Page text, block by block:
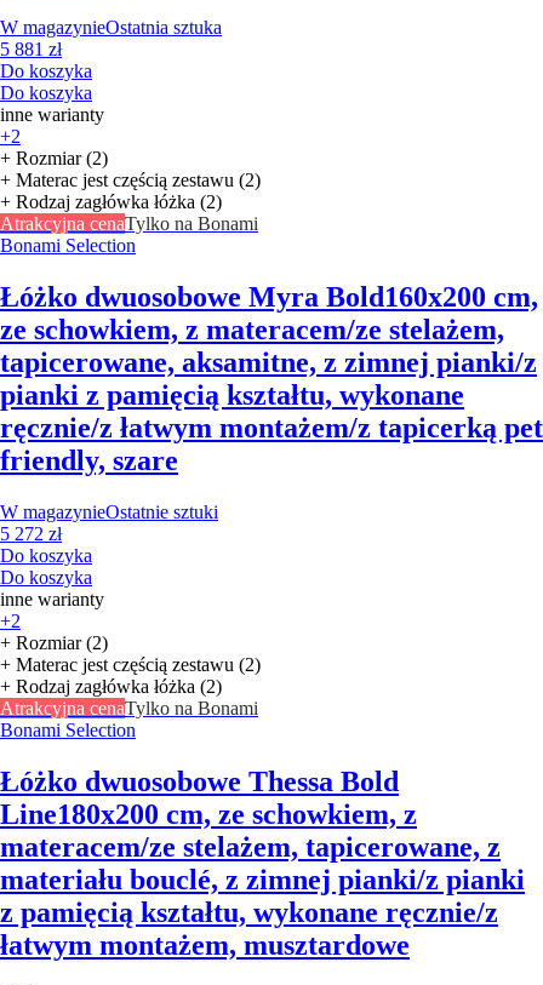
W magazynieOstatnia sztuka
5 881 zł
Do koszyka
Do koszyka
inne warianty
+2
+ Rozmiar (2)
+ Materac jest częścią zestawu (2)
+ Rodzaj zagłówka łóżka (2)
Atrakcyjna cenaTylko na Bonami
Bonami Selection
Łóżko dwuosobowe Myra Bold160x200 cm,
ze schowkiem, z materacem/ze stelażem,
tapicerowane, aksamitne, z zimnej pianki/z
pianki z pamięcią kształtu, wykonane
ręcznie/z łatwym montażem/z tapicerką pet
friendly, szare
W magazynieOstatnie sztuki
5 272 zł
Do koszyka
Do koszyka
inne warianty
+2
+ Rozmiar (2)
+ Materac jest częścią zestawu (2)
+ Rodzaj zagłówka łóżka (2)
Atrakcyjna cenaTylko na Bonami
Bonami Selection
Łóżko dwuosobowe Thessa Bold
Line180x200 cm, ze schowkiem, z
materacem/ze stelażem, tapicerowane, z
materiału bouclé, z zimnej pianki/z pianki
z pamięcią kształtu, wykonane ręcznie/z
łatwym montażem, musztardowe